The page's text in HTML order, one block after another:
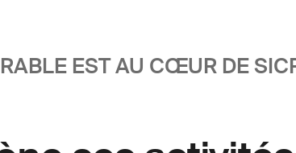
EST AU CŒUR DE